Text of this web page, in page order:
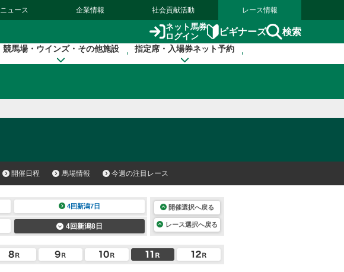
ニュース 企業情報 社会貢献活動 レース情報
ネット馬券
ログイン
ビギナーズ 検索
競馬場・ウインズ・その他施設 指定席・入場券ネット予約
開催日程 馬場情報 今週の注目レース
4回新潟7日
4回新潟8日
開催選択へ戻る
レース選択へ戻る